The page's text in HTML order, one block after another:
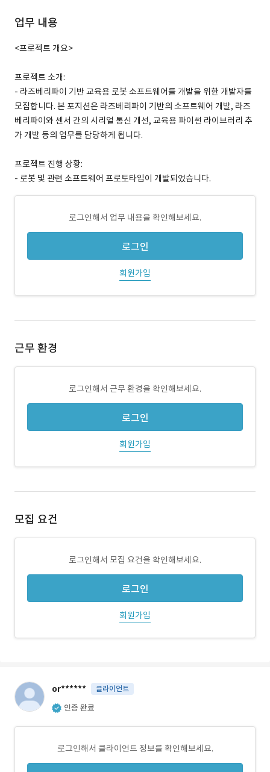
업무 내용
<프로젝트 개요>
프로젝트 소개:
- 라즈베리파이 기반 교육용 로봇 소프트웨어를 개발을 위한 개발자를
모집합니다. 본 포지션은 라즈베리파이 기반의 소프트웨어 개발, 라즈
베리파이와 센서 간의 시리얼 통신 개선, 교육용 파이썬 라이브러리 추
가 개발 등의 업무를 담당하게 됩니다.
프로젝트 진행 상황:
- 로봇 및 관련 소프트웨어 프로토타입이 개발되었습니다.
로그인해서 업무 내용을 확인해보세요.
로그인
회원가입
근무 환경
로그인해서 근무 환경을 확인해보세요.
로그인
회원가입
모집 요건
로그인해서 모집 요건을 확인해보세요.
로그인
회원가입
or****** 클라이언트
인증 완료
로그인해서 클라이언트 정보를 확인해보세요.